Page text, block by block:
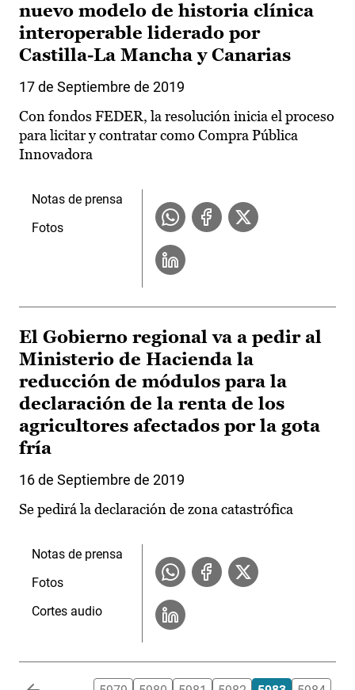
nuevo modelo de historia clínica
interoperable liderado por
Castilla-La Mancha y Canarias
17 de Septiembre de 2019
Con fondos FEDER, la resolución inicia el proceso
para licitar y contratar como Compra Pública
Innovadora
Notas de prensa
Fotos
El Gobierno regional va a pedir al
Ministerio de Hacienda la
reducción de módulos para la
declaración de la renta de los
agricultores afectados por la gota
fría
16 de Septiembre de 2019
Se pedirá la declaración de zona catastrófica
Notas de prensa
Fotos
Cortes audio
Paginación